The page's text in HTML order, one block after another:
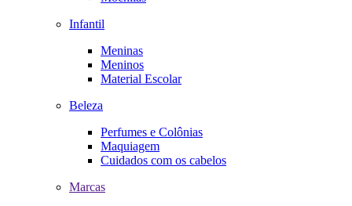
Infantil
Meninas
Meninos
Material Escolar
Beleza
Perfumes e Colônias
Maquiagem
Cuidados com os cabelos
Marcas